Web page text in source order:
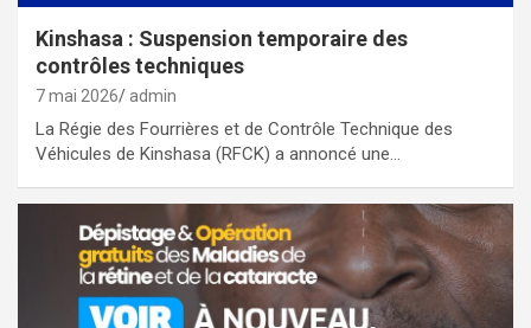
Kinshasa : Suspension temporaire des
contrôles techniques
7 mai 2026 admin
La Régie des Fourrières et de Contrôle Technique des
Véhicules de Kinshasa (RFCK) a annoncé une…